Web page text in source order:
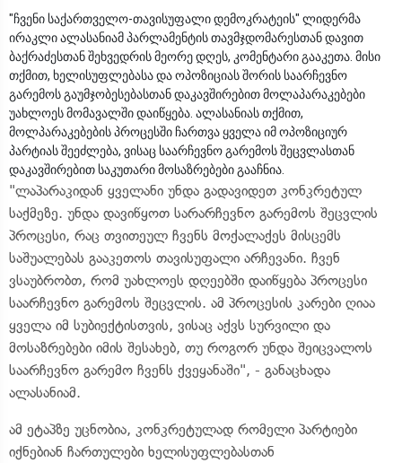
"ჩვენი საქართველო-თავისუფალი დემოკრატეის" ლიდერმა
ირაკლი ალასანიამ პარლამენტის თავმჯდომარესთან დავით
ბაქრაძესთან შეხვედრის მეორე დღეს, კომენტარი გააკეთა. მისი
თქმით, ხელისუფლებასა და ოპოზიციას შორის საარჩევნო
გარემოს გაუმჯობესებასთან დაკავშირებით მოლაპარაკებები
უახლოეს მომავალში დაიწყება. ალასანიას თქმით,
მოლპარაკებების პროცესში ჩართვა ყველა იმ ოპოზიციურ
პარტიას შეეძლება, ვისაც საარჩევნო გარემოს შეცვლასთან
დაკავშირებით საკუთარი მოსაზრებები გააჩნია.
"ლაპარაკიდან ყველანი უნდა გადავიდეთ კონკრეტულ
საქმეზე. უნდა დავიწყოთ სარარჩევნო გარემოს შეცვლის
პროცესი, რაც თვითეულ ჩვენს მოქალაქეს მისცემს
საშუალებას გააკეთოს თავისუფალი არჩევანი. ჩვენ
ვსაუბრობთ, რომ უახლოეს დღეებში დაიწყება პროცესი
საარჩევნო გარემოს შეცვლის. ამ პროცესის კარები ღიაა
ყველა იმ სუბიექტისთვის, ვისაც აქვს სურვილი და
მოსაზრებები იმის შესახებ, თუ როგორ უნდა შეიცვალოს
საარჩევნო გარემო ჩვენს ქვეყანაში", - განაცხადა
ალასანიამ.
ამ ეტაპზე უცნობია, კონკრეტულად რომელი პარტიები
იქნებიან ჩართულები ხელისუფლებასთან